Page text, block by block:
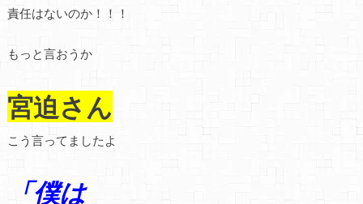
責任はないのか！！！
もっと言おうか
宮迫さん
こう言ってましたよ
「僕は